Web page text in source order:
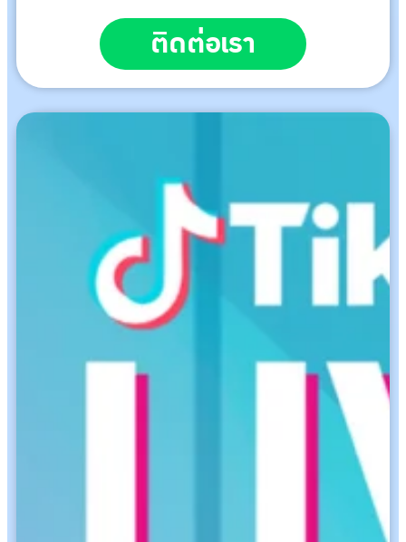
ติดต่อเรา